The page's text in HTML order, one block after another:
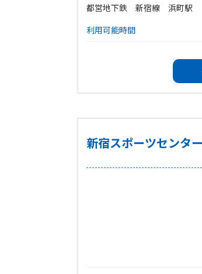
都営地下鉄 新宿線 浜町駅
利用可能時間
その他の施設は、午前9時〜午
第3月曜日（第3月曜日が祝日
新宿スポーツセンター